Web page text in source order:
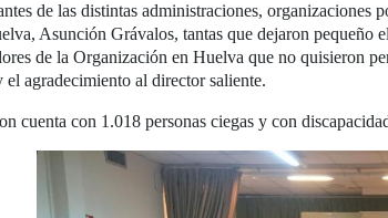
de las distintas administraciones,
Asunción Grávalos, tantas que dejaron
de la Organización en Huelva que no quisieron
agradecimiento al director saliente.
cuenta con 1.018 personas ciegas y con